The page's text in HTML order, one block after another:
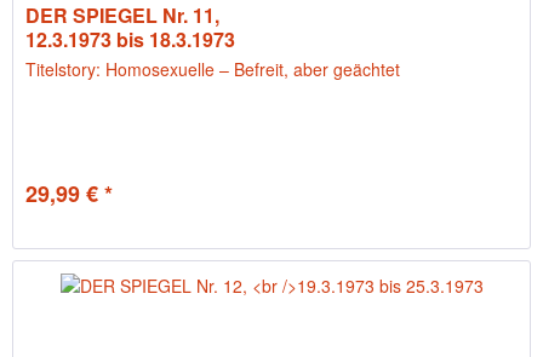
DER SPIEGEL Nr. 11,
12.3.1973 bis 18.3.1973
Titelstory: Homosexuelle – Befreit, aber geächtet
29,99 € *